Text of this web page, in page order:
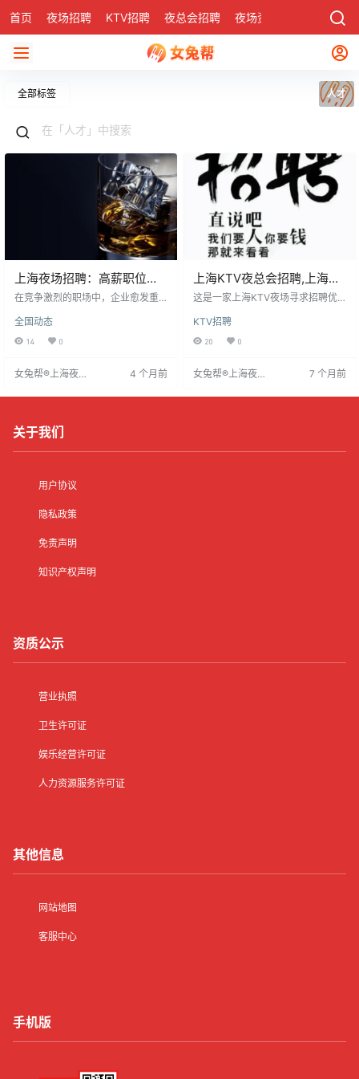
首页 夜场招聘 KTV招聘 夜总会招聘 夜场资讯 社区
全部标签 人才
上海夜场招聘：高薪职位与
人才储备策略
在竞争激烈的职场中，企业愈发重
聘者可尝试向HR自荐，展现自信，
尤其适合服务行业。企业应利用HR
挑战者提供平台，但应聘者需理性
整人员，优质岗位出现，应聘者应
全国动态
14 0
女兔帮®上海夜场
4 个月前
上海KTV夜总会招聘,上海夜
场招聘,公司直招无需任何费
这是一家上海KTV夜场寻求招聘优
高155cm以上，具备推销、市场洞
察和人际交往能力。提供10-25元/
队合作，给予展示自我和实现职业
长，创造辉煌业绩，携手书写夜店
KTV招聘
20 0
女兔帮®上海夜场
7 个月前
关于我们
用户协议
隐私政策
免责声明
知识产权声明
资质公示
营业执照
卫生许可证
娱乐经营许可证
人力资源服务许可证
其他信息
网站地图
客服中心
手机版